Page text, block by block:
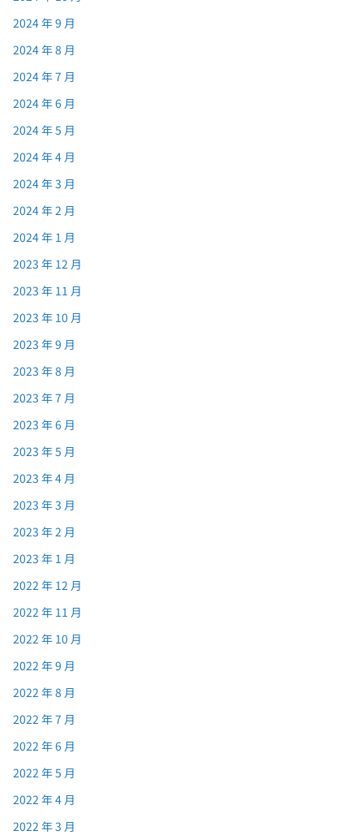
2024 年 9 月
2024 年 8 月
2024 年 7 月
2024 年 6 月
2024 年 5 月
2024 年 4 月
2024 年 3 月
2024 年 2 月
2024 年 1 月
2023 年 12 月
2023 年 11 月
2023 年 10 月
2023 年 9 月
2023 年 8 月
2023 年 7 月
2023 年 6 月
2023 年 5 月
2023 年 4 月
2023 年 3 月
2023 年 2 月
2023 年 1 月
2022 年 12 月
2022 年 11 月
2022 年 10 月
2022 年 9 月
2022 年 8 月
2022 年 7 月
2022 年 6 月
2022 年 5 月
2022 年 4 月
2022 年 3 月